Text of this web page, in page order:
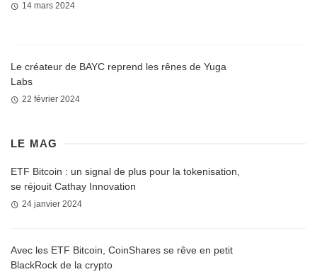
14 mars 2024
Le créateur de BAYC reprend les rênes de Yuga
Labs
22 février 2024
LE MAG
ETF Bitcoin : un signal de plus pour la tokenisation,
se réjouit Cathay Innovation
24 janvier 2024
Avec les ETF Bitcoin, CoinShares se rêve en petit
BlackRock de la crypto